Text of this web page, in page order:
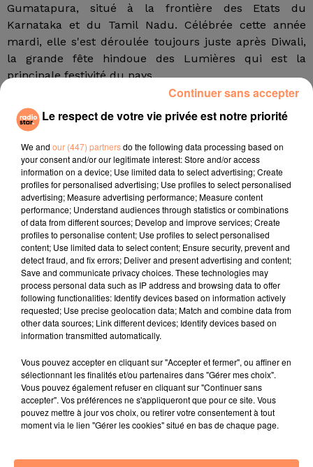
Gumatapura, situé à la frontière des Etats du
Karnataka et du Tamil Nadu. Célébrée cette année
mardi, elle s'est déroulée toujours juste après Diwali,
la grande fête hindoue des Lumières qui est la
principale festivité du pays.
Au-delà des rires et des jeux, la fête a un sens
religieux: pour les villageois, leur dieu Beereshwara
Swamy est né dans la bouse de vache, explique l'un
d'eux, Chethan Kumar. Et beaucoup d'hindous,
majoritaires dans le pays, estiment que les
excréments de vache, animal sacré pour eux dont ils
ne consomment pas la viande, ont des propriétés
curatives.
fil actus
4 juillet 2022
Radio Star Live avec Dadju
27 juin 2022
Marseille : une application pour mettre en
relation extras et...
27 juin 2022
Le cocholed pour jouer à la pétanque
jusqu'au bout de la nuit !
Le respect de votre vie privée est notre priorité
We and our (447) partnersdo the following data processing based on
your consent and/or our legitimate interest: Store and/or access
information on a device; Use limited data to select advertising; Create
profiles for personalised advertising; Use profiles to select personalised
advertising; Measure advertising performance; Measure content
performance; Understand audiences through statistics or combinations
of data from different sources; Develop and improve services; Create
profiles to personalise content; Use profiles to select personalised
content; Use limited data to select content; Ensure security, prevent and
detect fraud, and fix errors; Deliver and present advertising and content;
Save and communicate privacy choices. These technologies may
process personal data such as IP address and browsing data to offer
following functionalities: Identify devices based on information actively
requested; Use precise geolocation data; Match and combine data from
other data sources; Link different devices; Identify devices based on
information transmitted automatically.
Vous pouvez accepter en cliquant sur "Accepter et fermer", ou affiner en
sélectionnant les finalités et/ou partenaires dans "Gérer mes choix".
Vous pouvez également refuser en cliquant sur "Continuer sans
accepter". Vos préférences ne s'appliqueront que pour ce site. Vous
pouvez mettre à jour vos choix, ou retirer votre consentement à tout
moment via le lien "Gérer les cookies" situé en bas de chaque page.
Continuer sans accepter